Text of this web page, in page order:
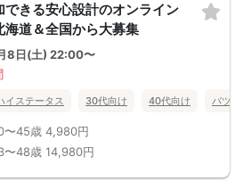
できる安心設計のオンライン
道＆全国から大募集
8日(土) 22:00〜
イステータス 30代向け 40代向け バツ
〜45歳 4,980円
〜48歳 14,980円